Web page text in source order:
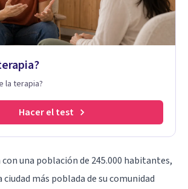
la terapia?
Hacer el test
con una población de 245.000 habitantes,
ciudad más poblada de su comunidad